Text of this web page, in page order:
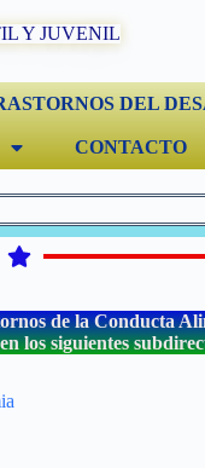
Y JUVENIL
DEL
CONTACTO
de la Conducta
los siguientes